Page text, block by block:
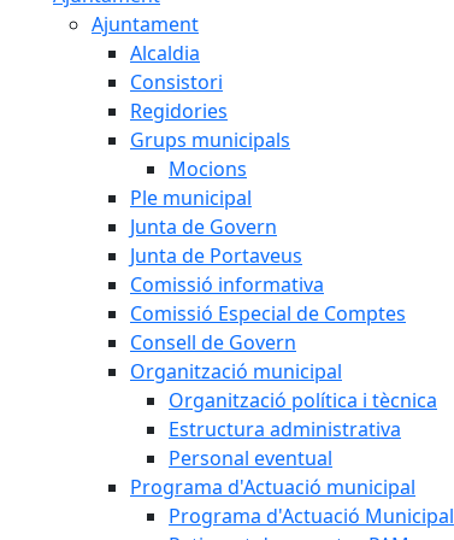
Ajuntament
Alcaldia
Consistori
Regidories
Grups municipals
Mocions
Ple municipal
Junta de Govern
Junta de Portaveus
Comissió informativa
Comissió Especial de Comptes
Consell de Govern
Organització municipal
Organització política i tècnica
Estructura administrativa
Personal eventual
Programa d'Actuació municipal
Programa d'Actuació Municipal